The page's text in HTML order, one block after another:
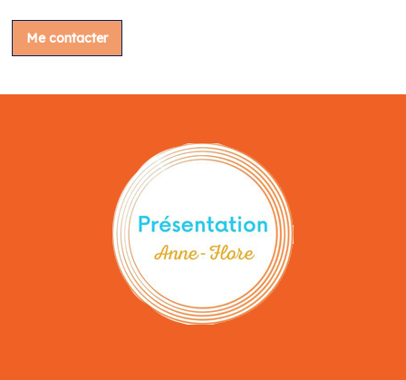
Me contacter